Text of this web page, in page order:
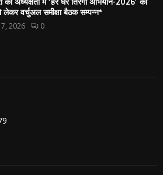
लेकर वर्चुअल समीक्षा बैठक सम्पन्न*
2026 0